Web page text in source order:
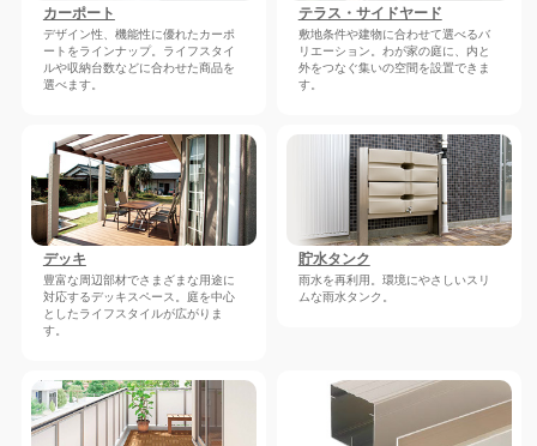
カーポート
デザイン性、機能性に優れたカーポ
ートをラインナップ。ライフスタイ
ルや収納台数などに合わせた商品を
選べます。
テラス・サイドヤード
敷地条件や建物に合わせて選べるバ
リエーション。わが家の庭に、内と
外をつなぐ集いの空間を設置できま
す。
デッキ
豊富な周辺部材でさまざまな用途に
対応するデッキスペース。庭を中心
としたライフスタイルが広がりま
す。
貯水タンク
雨水を再利用。環境にやさしいスリ
ムな雨水タンク。